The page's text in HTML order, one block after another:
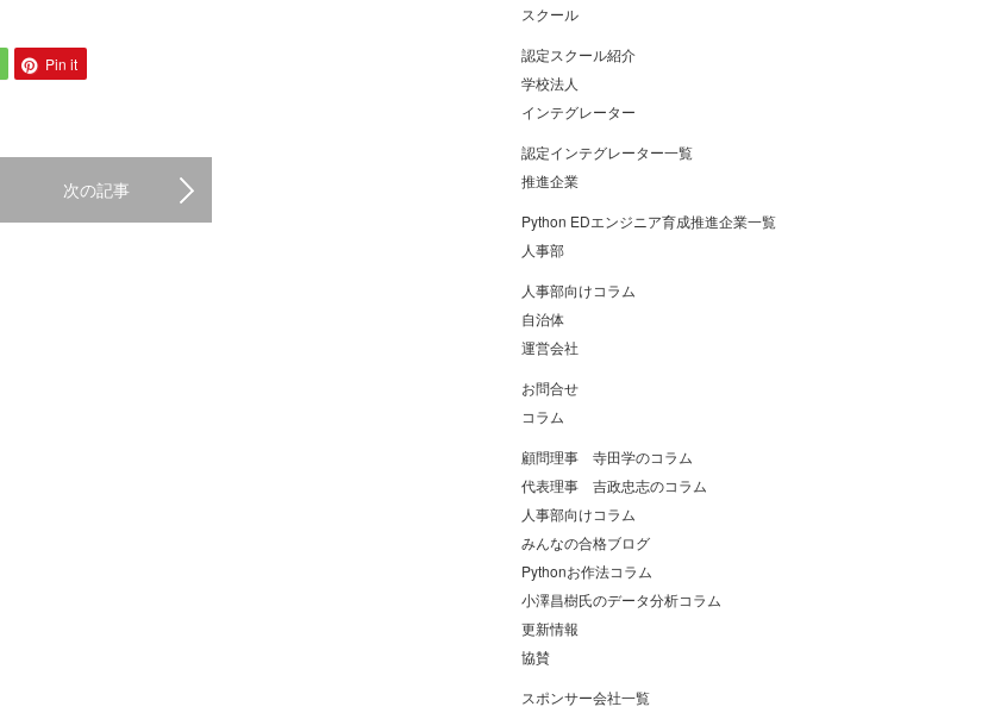
Pin it
次の記事
スクール
認定スクール紹介
学校法人
インテグレーター
認定インテグレーター一覧
推進企業
Python EDエンジニア育成推進企業一覧
人事部
人事部向けコラム
自治体
運営会社
お問合せ
コラム
顧問理事 寺田学のコラム
代表理事 吉政忠志のコラム
人事部向けコラム
みんなの合格ブログ
Pythonお作法コラム
小澤昌樹氏のデータ分析コラム
更新情報
協賛
スポンサー会社一覧